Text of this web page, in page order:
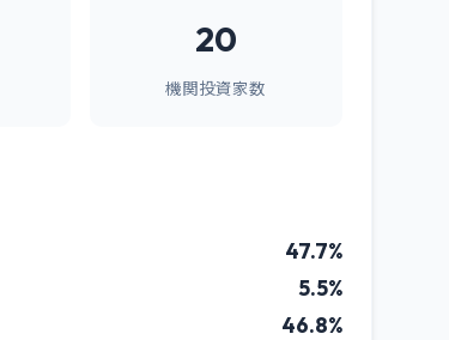
20
機関投資家数
47.7%
5.5%
46.8%